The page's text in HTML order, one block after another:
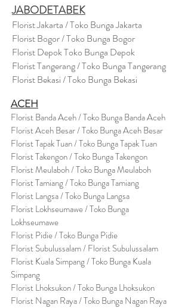
JABODETABEK
Florist Jakarta / Toko Bunga Jakarta
Florist Bogor / Toko Bunga Bogor
Florist Depok Toko Bunga Depok
Florist Tangerang / Toko Bunga Tangerang
Florist Bekasi / Toko Bunga Bekasi
ACEH
Florist Banda Aceh / Toko Bunga Banda Aceh
Florist Aceh Besar / Toko Bunga Aceh Besar
Florist Tapak Tuan / Toko Bunga Tapak Tuan
Florist Takengon / Toko Bunga Takengon
Florist Meulaboh / Toko Bunga Meulaboh
Florist Tamiang / Toko Bunga Tamiang
Florist Langsa / Toko Bunga Langsa
Florist Lokhseumawe / Toko Bunga
Lokhseumawe
Florist Pidie / Toko Bunga Pidie
Florist Subulussalam / Florist Subulussalam
Florist Kuala Simpang / Toko Bunga Kuala
Simpang
Florist Lhoksukon / Toko Bunga Lhoksukon
Florist Nagan Raya / Toko Bunga Nagan Raya